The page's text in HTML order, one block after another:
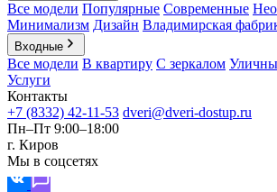
Все модели Популярные Современные
Минимализм Дизайн Владимирская
Входные
Все модели В квартиру С зеркалом
Услуги
Контакты
+7 (8332) 42-11-53 dveri@dveri-dostup.ru
Пн–Пт 9:00–18:00
г. Киров
Мы в соцсетях